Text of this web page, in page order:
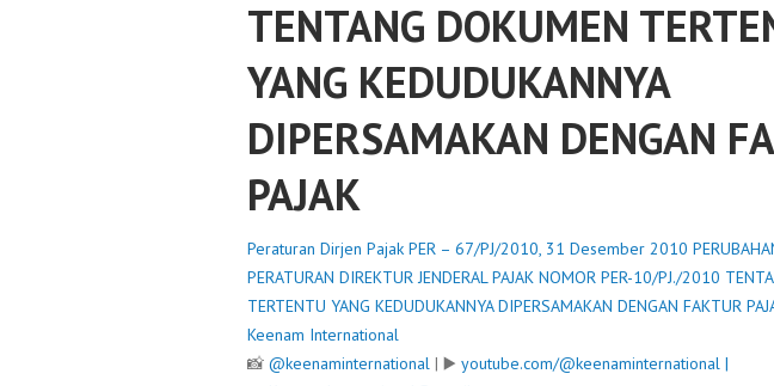
TENTANG DOKUMEN
YANG KEDUDUKANNYA
DIPERSAMAKAN DENGAN
PAJAK
Peraturan Dirjen Pajak PER – 67/PJ/2010, 31 Desember 2010
PERATURAN DIREKTUR JENDERAL PAJAK NOMOR PER-10/PJ./2010
TERTENTU YANG KEDUDUKANNYA DIPERSAMAKAN DENGAN FAKTUR
Keenam International
📸 @keenaminternational | ▶️ youtube.com/@keenaminternational |